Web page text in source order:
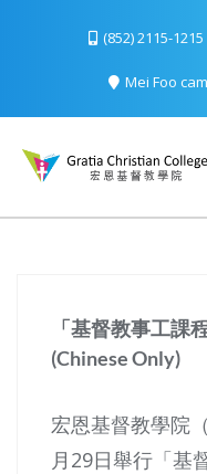
(852) 2115-1215
Mei Foo
「基督教事工課
(Chinese Only)
宏恩基督教學院
月29日舉行「基